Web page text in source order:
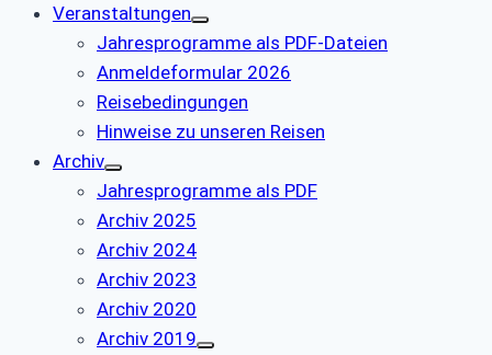
Veranstaltungen
Jahresprogramme als PDF-Dateien
Anmeldeformular 2026
Reisebedingungen
Hinweise zu unseren Reisen
Archiv
Jahresprogramme als PDF
Archiv 2025
Archiv 2024
Archiv 2023
Archiv 2020
Archiv 2019